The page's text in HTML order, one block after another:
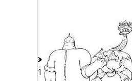
21